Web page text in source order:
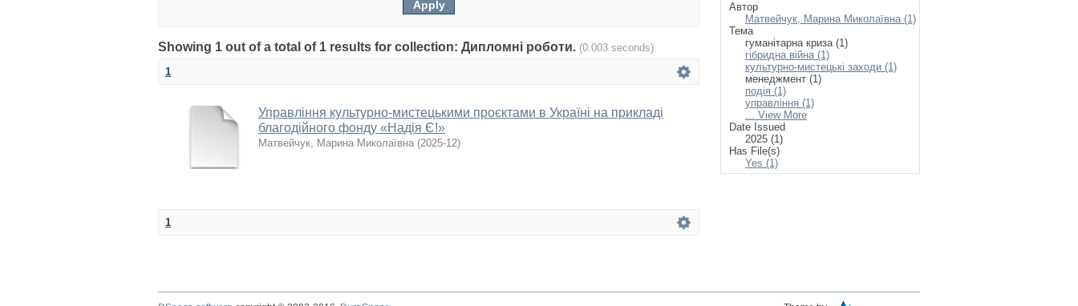
Showing 1 out of a total of 1 results for collection: Дипломні роботи. (0.003 seconds)
1
Управління культурно-мистецькими проєктами в Україні на прикладі
благодійного фонду «Надія Є!»
Матвейчук, Марина Миколаївна (2025-12)
1
Автор
Матвейчук, Марина Миколаївна (1)
Тема
гуманітарна криза (1)
гібридна війна (1)
культурно-мистецькі заходи (1)
менеджмент (1)
подія (1)
управління (1)
... View More
Date Issued
2025 (1)
Has File(s)
Yes (1)